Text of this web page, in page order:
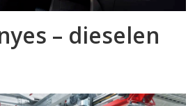
– dieselen